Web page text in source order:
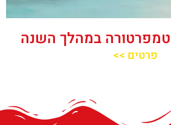
טמפרטורה במהלך השנה
פרטים >>